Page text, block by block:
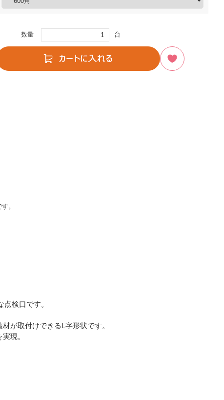
数量 台
。
検口です。
が取付けできるL字形状です。
現。